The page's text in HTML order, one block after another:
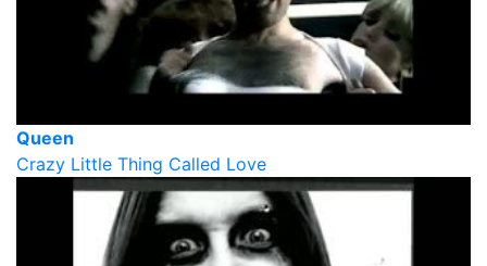
Queen
Crazy Little Thing Called Love